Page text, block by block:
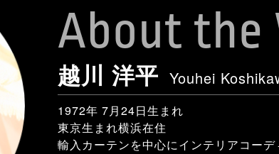
About
越川 洋平 Youhei
1972年 7月24日生まれ
東京生まれ横浜在住
輸入カーテンを中心にインテリアコー